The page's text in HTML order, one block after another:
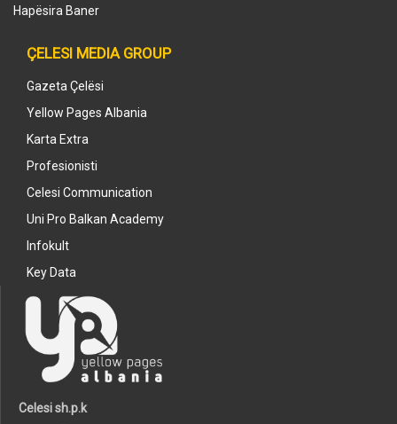
Hapësira Baner
ÇELESI MEDIA GROUP
Gazeta Çelësi
Yellow Pages Albania
Karta Extra
Profesionisti
Celesi Communication
Uni Pro Balkan Academy
Infokult
Key Data
Celesi sh.p.k